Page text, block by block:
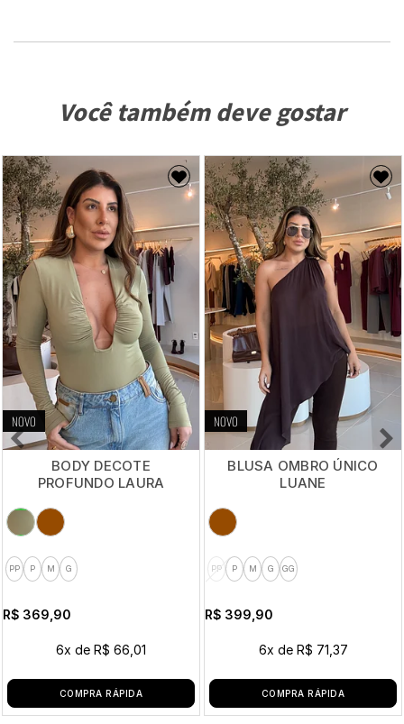
Você também deve gostar
NOVO
BODY DECOTE
PROFUNDO LAURA
PP P M G
R$ 369,90
6x de R$ 66,01
COMPRA RÁPIDA
NOVO
BLUSA OMBRO ÚNICO
LUANE
PP P M G GG
R$ 399,90
6x de R$ 71,37
COMPRA RÁPIDA